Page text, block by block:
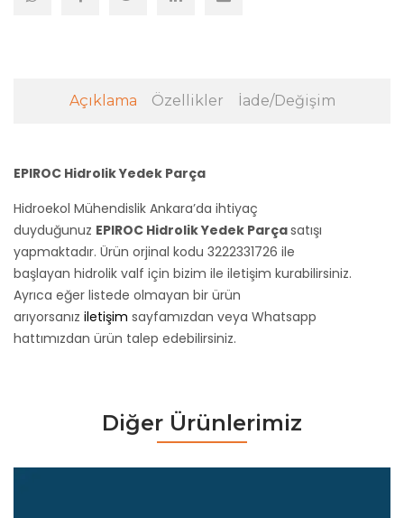
Açıklama Özellikler İade/Değişim
EPIROC Hidrolik Yedek Parça
Hidroekol Mühendislik Ankara’da ihtiyaç
duyduğunuz EPIROC Hidrolik Yedek Parçasatışı
yapmaktadır. Ürün orjinal kodu 3222331726 ile
başlayan hidrolik valf için bizim ile iletişim kurabilirsiniz.
Ayrıca eğer listede olmayan bir ürün
arıyorsanız iletişim sayfamızdan veya Whatsapp
hattımızdan ürün talep edebilirsiniz.
Diğer Ürünlerimiz